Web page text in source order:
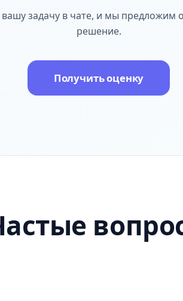
задачу в чате, и мы предложим
решение.
Получить оценку